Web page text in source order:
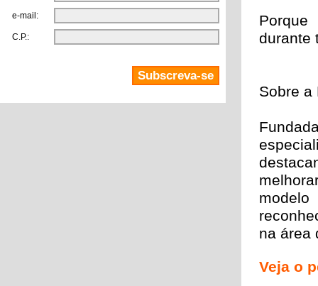
e-mail:
C.P.:
durante
Sobre a
na área
Veja o